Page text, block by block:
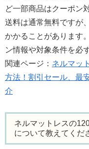
ど一部商品はクーポン
送料は通常無料ですが
かかることがあります
ン情報や対象条件を必
関連ページ： ネルマッ
方法！割引セール、最
介
ネルマットレスの
について教えてくだ